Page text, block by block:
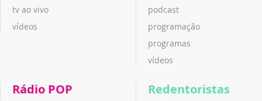
tv ao vivo
vídeos
podcast
programação
programas
vídeos
Rádio POP Redentoristas